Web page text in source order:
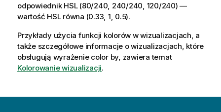
odpowiednik HSL (80/240, 240/240, 120/240)—
wartość HSL równa (0.33, 1, 0.5).
Przykłady użycia funkcji kolorów w wizualizacjach, a
także szczegółowe informacje o wizualizacjach, które
obsługują wyrażenie color by, zawiera temat
Kolorowanie wizualizacji.